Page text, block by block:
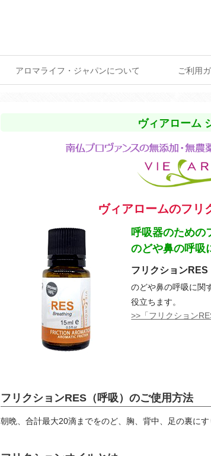
アロマライフ・ジャパンについて ご利用
ヴィアローム
ヴィアロームのフリ
呼吸器のための
のどや鼻の呼吸
フリクションRES
のどや鼻の呼吸に関
役立ちます。
>>「フリクション
フリクションRES（呼吸）のご使用方法
朝晩、合計最大20滴までをのど、胸、背中、足の裏にす